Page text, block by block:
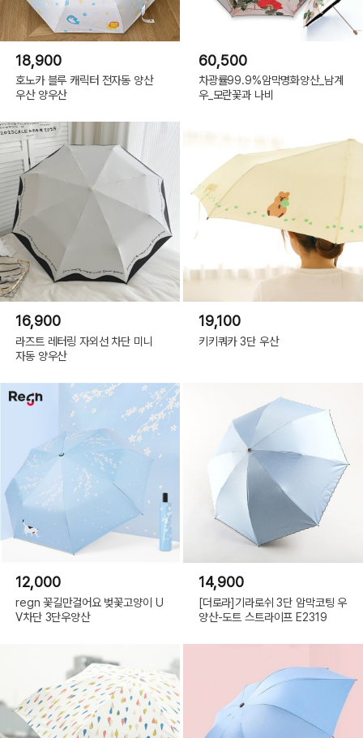
18,900
호노카 블루 캐릭터 전자동 양산
우산 양우산
60,500
차광률99.9%암막명화양산_남계
우_모란꽃과 나비
16,900
라즈트 레터링 자외선 차단 미니
자동 양우산
19,100
키키쿼카 3단 우산
12,000
regn 꽃길만걸어요 벚꽃고양이 U
V차단 3단우양산
14,900
[더로라]기라로쉬 3단 암막코팅 우
양산-도트 스트라이프 E2319